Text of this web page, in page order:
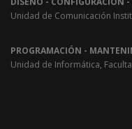
Unidad de Comunicación
PROGRAMACIÓN -
Unidad de Informática,